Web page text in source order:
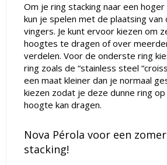
Om je ring stacking naar een
kun je spelen met de plaatsing van
vingers. Je kunt ervoor kiezen om
hoogtes te dragen of over
verdelen. Voor de onderste ring
ring zoals de “stainless steel
een maat kleiner dan je normaal
kiezen zodat je deze dunne ring
hoogte kan dragen.
Nova Pérola voor een
stacking!